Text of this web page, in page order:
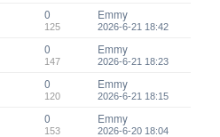
0
125
Emmy
2026-6-21 18:42
0
147
Emmy
2026-6-21 18:23
0
120
Emmy
2026-6-21 18:15
0
153
Emmy
2026-6-20 18:04